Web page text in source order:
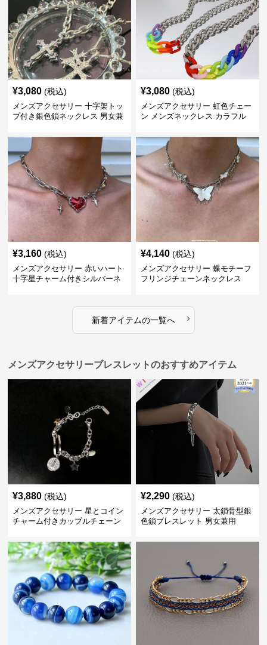
¥3,080 (税込)
メンズアクセサリー 十字架トッ
プ付き銀色鎖ネックレス 男女兼
¥3,080 (税込)
メンズアクセサリー 虹色チェー
ン メンズネックレス カラフル
¥3,160 (税込)
メンズアクセサリー 赤いハート
十字星チャーム付きシルバーネ
¥4,140 (税込)
メンズアクセサリー 蝶モチーフ
フリンジチェーンネックレス
新着アイテムの一覧へ ›
メンズアクセサリーブレスレットのおすすめアイテム
¥3,880 (税込)
メンズアクセサリー 星とコイン
チャーム付きカップルチェーン
¥2,290 (税込)
メンズアクセサリー 太鎖骨型銀
色鎖ブレスレット 男女兼用